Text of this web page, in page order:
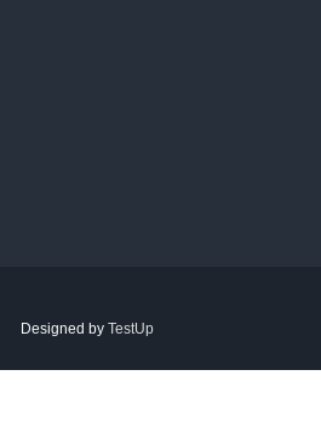
Designed by TestUp